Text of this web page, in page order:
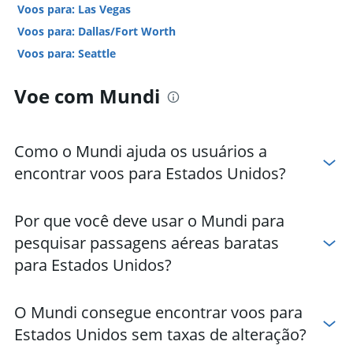
Voos para: Las Vegas
Voos para: Dallas/Fort Worth
Voos para: Seattle
Voos para: Chicago O'Hare Internacional
Voos para: Fort Lauderdale
Voos para: Minneapólis
Voos para: Sky Harbor Internacional
Voos para: Honolulu
Voos para: San Diego
Voos para: Austin
Voos para: Raleigh
Voos para: Dulles Internacional
Voe com Mundi
Como o Mundi ajuda os usuários a
encontrar voos para Estados Unidos?
Por que você deve usar o Mundi para
pesquisar passagens aéreas baratas
para Estados Unidos?
O Mundi consegue encontrar voos para
Estados Unidos sem taxas de alteração?